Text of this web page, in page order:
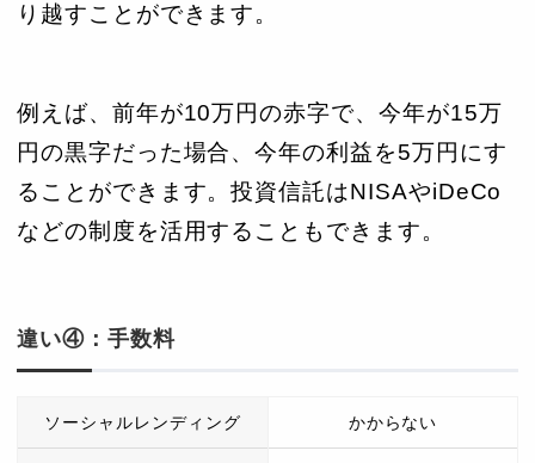
り越すことができます。
例えば、前年が10万円の赤字で、今年が15万
円の黒字だった場合、今年の利益を5万円にす
ることができます。投資信託はNISAやiDeCo
などの制度を活用することもできます。
違い④：手数料
ソーシャルレンディング かからない